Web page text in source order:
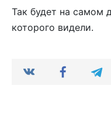
Так будет на самом
которого видели.